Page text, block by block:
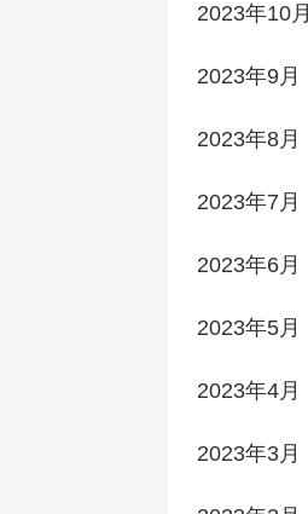
2023年10月
2023年9月
2023年8月
2023年7月
2023年6月
2023年5月
2023年4月
2023年3月